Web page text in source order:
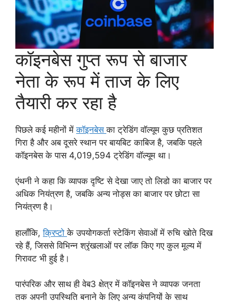
कॉइनबेस गुप्त रूप से बाजार
नेता के रूप में ताज के लिए
तैयारी कर रहा है
पिछले कई महीनों मेंकॉइनबेसका ट्रेडिंग वॉल्यूम कुछ प्रतिशत
गिरा है और अब दूसरे स्थान पर बायबिट काबिज है, जबकि पहले
कॉइनबेस के पास 4,019,594 ट्रेडिंग वॉल्यूम था।
एंथनी ने कहा कि व्यापक दृष्टि से देखा जाए तो लिडो का बाजार पर
अधिक नियंत्रण है, जबकि अन्य नोड्स का बाजार पर छोटा सा
नियंत्रण है।
हालाँकि,क्रिप्टोके उपयोगकर्ता स्टेकिंग सेवाओं में रुचि खोते दिख
रहे हैं, जिससे विभिन्न श्रृंखलाओं पर लॉक किए गए कुल मूल्य में
गिरावट भी हुई है।
पारंपरिक और साथ ही वेब3 क्षेत्र में कॉइनबेस ने व्यापक जनता
तक अपनी उपस्थिति बनाने के लिए अन्य कंपनियों के साथ